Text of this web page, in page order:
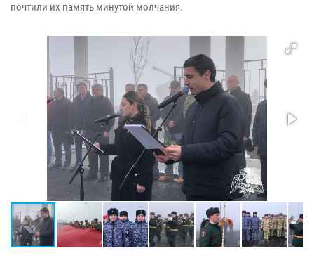
почтили их память минутой молчания.